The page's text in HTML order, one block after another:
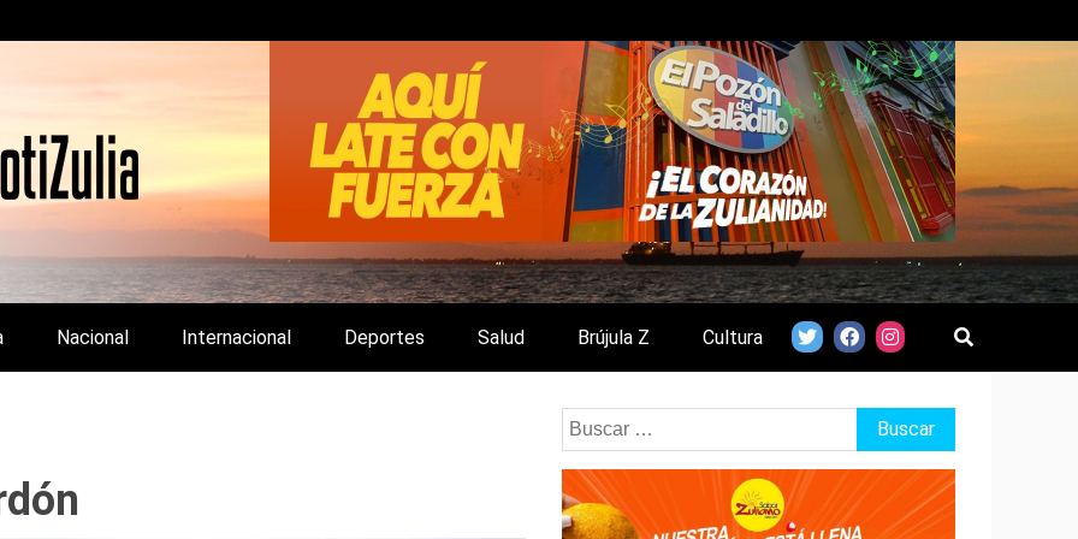
Y DE INTERÉS GENERAL.
Nacional Internacional Deportes Salud Brújula Z Cultura
Buscar: